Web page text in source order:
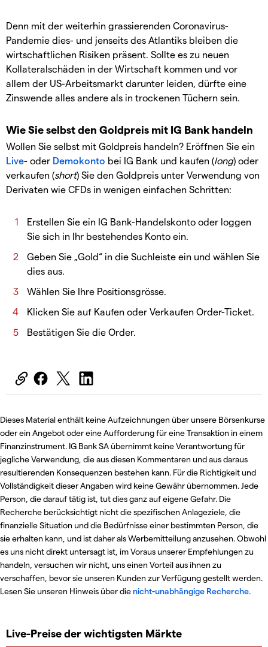
Denn mit der weiterhin grassierenden Coronavirus-
Pandemie dies- und jenseits des Atlantiks bleiben die
wirtschaftlichen Risiken präsent. Sollte es zu neuen
Kollateralschäden in der Wirtschaft kommen und vor
allem der US-Arbeitsmarkt darunter leiden, dürfte eine
Zinswende alles andere als in trockenen Tüchern sein.
Wie Sie selbst den Goldpreis mit IG Bank handeln
Wollen Sie selbst mit Goldpreis handeln? Eröffnen Sie ein
Live- oder Demokonto bei IG Bank und kaufen (long) oder
verkaufen (short) Sie den Goldpreis unter Verwendung von
Derivaten wie CFDs in wenigen einfachen Schritten:
Erstellen Sie ein IG Bank-Handelskonto oder loggen
Sie sich in Ihr bestehendes Konto ein.
Geben Sie „Gold“ in die Suchleiste ein und wählen Sie
dies aus.
Wählen Sie Ihre Positionsgrösse.
Klicken Sie auf Kaufen oder Verkaufen Order-Ticket.
Bestätigen Sie die Order.
Dieses Material enthält keine Aufzeichnungen über unsere Börsenkurse
oder ein Angebot oder eine Aufforderung für eine Transaktion in einem
Finanzinstrument. IG Bank SA übernimmt keine Verantwortung für
jegliche Verwendung, die aus diesen Kommentaren und aus daraus
resultierenden Konsequenzen bestehen kann. Für die Richtigkeit und
Vollständigkeit dieser Angaben wird keine Gewähr übernommen. Jede
Person, die darauf tätig ist, tut dies ganz auf eigene Gefahr. Die
Recherche berücksichtigt nicht die spezifischen Anlageziele, die
finanzielle Situation und die Bedürfnisse einer bestimmten Person, die
sie erhalten kann, und ist daher als Werbemitteilung anzusehen. Obwohl
es uns nicht direkt untersagt ist, im Voraus unserer Empfehlungen zu
handeln, versuchen wir nicht, uns einen Vorteil aus ihnen zu
verschaffen, bevor sie unseren Kunden zur Verfügung gestellt werden.
Lesen Sie unseren Hinweis über dienicht-unabhängige Recherche.
Live-Preise der wichtigsten Märkte